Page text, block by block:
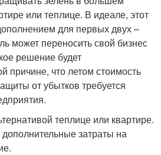
или теплице. В идеале, этот
для первых двух –
может переносить свой бизнес
решение будет
причине, что летом стоимость
от убытков требуется
теплице или квартире.
затраты на